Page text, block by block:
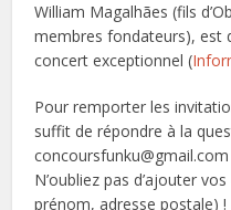
William Magalhães (fils
membres fondateurs), est
concert exceptionnel (
Pour remporter les
suffit de répondre à la
N’oubliez pas d’ajouter
prénom, adresse postale) !